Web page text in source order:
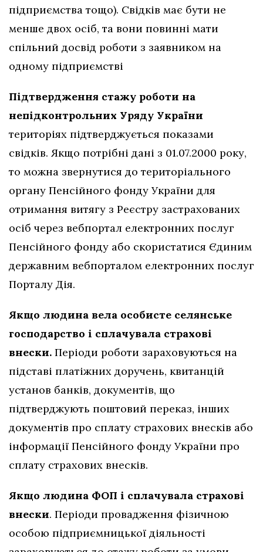
підприємства тощо). Свідків має бути не
менше двох осіб, та вони повинні мати
спільний досвід роботи з заявником на
одному підприємстві
Підтвердження стажу роботи на
непідконтрольних Уряду України
територіях підтверджується показами
свідків. Якщо потрібні дані з 01.07.2000 року,
то можна звернутися до територіального
органу Пенсійного фонду України для
отримання витягу з Реєстру застрахованих
осіб через вебпортал електронних послуг
Пенсійного фонду або скористатися Єдиним
державним вебпорталом електронних послуг
Порталу Дія.
Якщо людина вела особисте селянське
господарство і сплачувала страхові
внески. Періоди роботи зараховуються на
підставі платіжних доручень, квитанцій
установ банків, документів, що
підтверджують поштовий переказ, інших
документів про сплату страхових внесків або
інформації Пенсійного фонду України про
сплату страхових внесків.
Якщо людина ФОП і сплачувала страхові
внески. Періоди провадження фізичною
особою підприємницької діяльності